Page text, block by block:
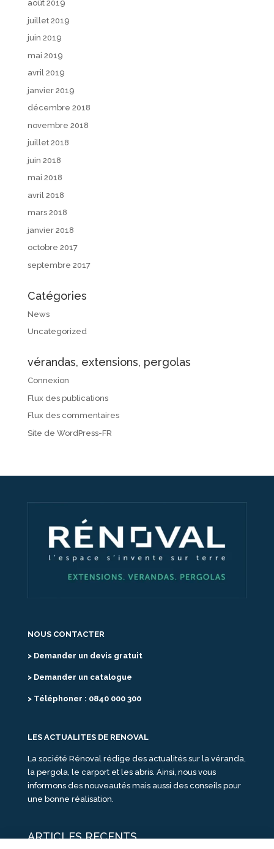
août 2019
juillet 2019
juin 2019
mai 2019
avril 2019
janvier 2019
décembre 2018
novembre 2018
juillet 2018
juin 2018
mai 2018
avril 2018
mars 2018
janvier 2018
octobre 2017
septembre 2017
Catégories
News
Uncategorized
vérandas, extensions, pergolas
Connexion
Flux des publications
Flux des commentaires
Site de WordPress-FR
NOUS CONTACTER
> Demander un devis gratuit
> Demander un catalogue
> Téléphoner : 0840 000 300
LES ACTUALITES DE RENOVAL
La société Rénoval rédige des actualités sur la véranda,
la pergola, le carport et les abris. Ainsi, nous vous
informons des nouveautés mais aussi des conseils pour
une bonne réalisation.
ARTICLES RECENTS